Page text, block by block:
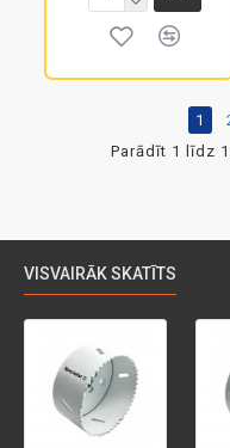
1
Parādīt 1 līdz
VISVAIRĀK SKATĪTS